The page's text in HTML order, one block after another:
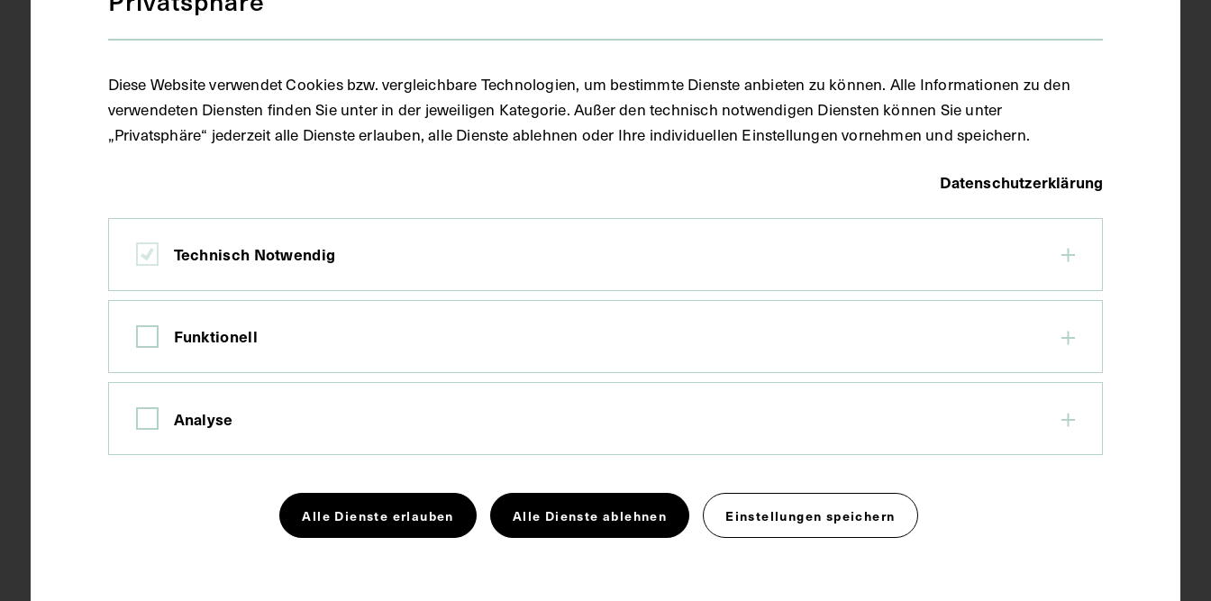
Objektart
Gegenstand Farbfotografie
Diese Website verwendet Cookies bzw. vergleichbare Technologien, um bestimmte Dienste anbieten zu können. Alle Informationen zu den
verwendeten Diensten finden Sie unter in der jeweiligen Kategorie. Außer den technisch notwendigen Diensten können Sie unter
„Privatsphäre“ jederzeit alle Dienste erlauben, alle Dienste ablehnen oder Ihre individuellen Einstellungen vornehmen und speichern.
Datenschutzerklärung
Technisch Notwendig
Funktionell
Analyse
Alle Dienste erlauben Alle Dienste ablehnen Einstellungen speichern